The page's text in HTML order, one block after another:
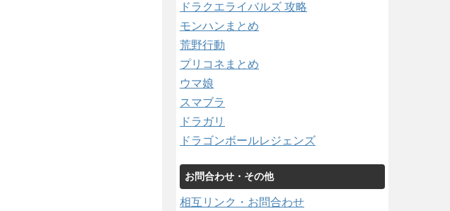
ドラクエライバルズ 攻略
モンハンまとめ
荒野行動
プリコネまとめ
ウマ娘
スマブラ
ドラガリ
ドラゴンボールレジェンズ
お問合わせ・その他
相互リンク・お問合わせ